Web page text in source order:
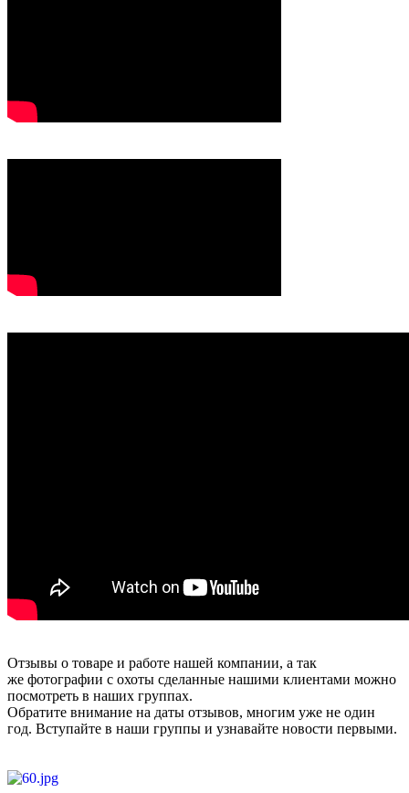
Отзывы о товаре и работе нашей компании, а так
же фотографии с охоты сделанные нашими клиентами можно
посмотреть в наших группах.
Обратите внимание на даты отзывов, многим уже не один
год. Вступайте в наши группы и узнавайте новости первыми.